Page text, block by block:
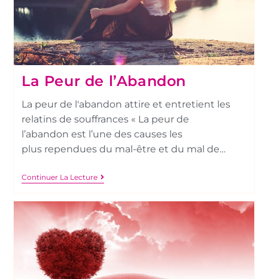
La Peur de l’Abandon
La peur de l'abandon attire et entretient les
relatins de souffrances « La peur de
l’abandon est l’une des causes les
plus rependues du mal-être et du mal de…
Continuer La Lecture